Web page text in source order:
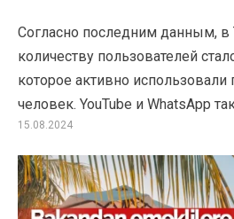
Согласно последним данным, в
количеству пользователей
которое активно
человек. YouTube и WhatsApp
15.08.2024